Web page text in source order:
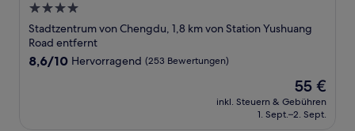
4.0-
Sterne-
Unterkunft
Stadtzentrum von Chengdu, 1,8 km von Station Yushuang
Road entfernt
8.6
8,6/10 Hervorragend (253 Bewertungen)
Der
Preis
beträgt
55 €
inkl. Steuern & Gebühren
1. Sept.–2. Sept.